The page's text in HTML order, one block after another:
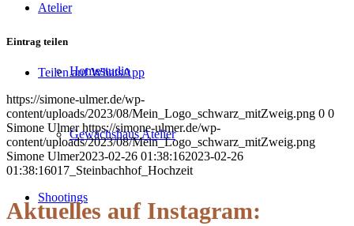
Atelier
Homestudio
Gewächshaus Atelier
Shootings
Eintrag teilen
Teilen auf WhatsApp
https://simone-ulmer.de/wp-
content/uploads/2023/08/Mein_Logo_schwarz_mitZweig.png 0 0
Simone Ulmer https://simone-ulmer.de/wp-
content/uploads/2023/08/Mein_Logo_schwarz_mitZweig.png
Simone Ulmer2023-02-26 01:38:162023-02-26
01:38:16017_Steinbachhof_Hochzeit
Aktuelles auf Instagram: